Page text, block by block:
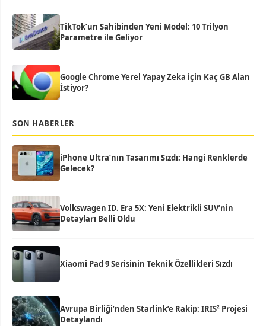
TikTok’un Sahibinden Yeni Model: 10 Trilyon
Parametre ile Geliyor
Google Chrome Yerel Yapay Zeka için Kaç GB Alan
İstiyor?
SON HABERLER
iPhone Ultra’nın Tasarımı Sızdı: Hangi Renklerde
Gelecek?
Volkswagen ID. Era 5X: Yeni Elektrikli SUV’nin
Detayları Belli Oldu
Xiaomi Pad 9 Serisinin Teknik Özellikleri Sızdı
Avrupa Birliği’nden Starlink’e Rakip: IRIS² Projesi
Detaylandı